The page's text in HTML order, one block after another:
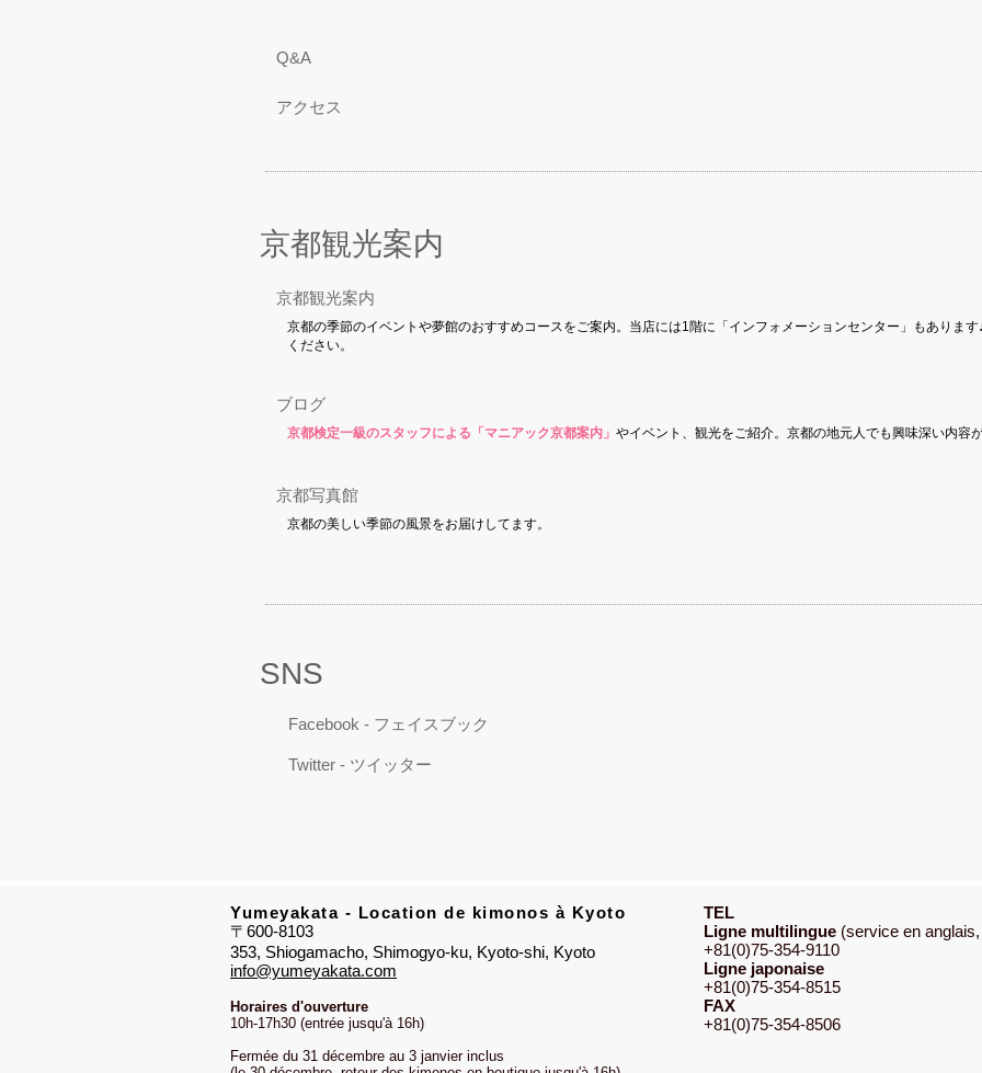
Q&A
アクセス
京都観光案内
京都観光案内
京都の季節のイベントや夢館のおすすめコースをご案内。当店には1階に「インフォメーションセンター」もありま
ください。
ブログ
京都検定一級のスタッフによる「マニアック京都案内」 やイベント、観光をご紹介。京都の地元人でも興味深い内容
京都写真館
京都の美しい季節の風景をお届けしてます。
SNS
Facebook - フェイスブック
Twitter - ツイッター
Yumeyakata - Location de kimonos à Kyoto
〒600-8103
353, Shiogamacho, Shimogyo-ku, Kyoto-shi, Kyoto
info@yumeyakata.com
Horaires d'ouverture
10h-17h30 (entrée jusqu'à 16h)
Fermée du 31 décembre au 3 janvier inclus
TEL
Ligne multilingue (service en
+81(0)75-354-9110
Ligne japonaise
+81(0)75-354-8515
FAX
+81(0)75-354-8506